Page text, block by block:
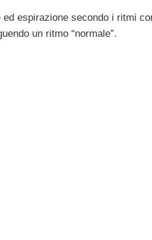
espirazione secondo i ritmi
un ritmo “normale”.